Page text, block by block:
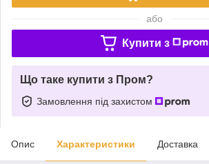
або
Купити з
Що таке купити з Пром?
Замовлення під захистом
Опис Характеристики Доставка